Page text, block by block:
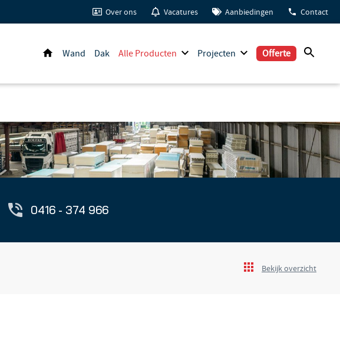
Over ons Vacatures Aanbiedingen Contact
Home
Wand Dak Alle Producten Projecten Offerte
0416 - 374 966
Bekijk overzicht